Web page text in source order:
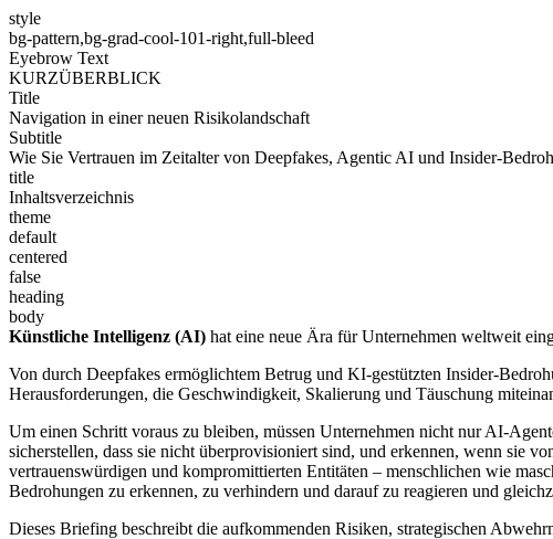
style
bg-pattern,bg-grad-cool-101-right,full-bleed
Eyebrow Text
KURZÜBERBLICK
Title
Navigation in einer neuen Risikolandschaft
Subtitle
Wie Sie Vertrauen im Zeitalter von Deepfakes, Agentic AI und Insider-
title
Inhaltsverzeichnis
theme
default
centered
false
heading
body
Künstliche Intelligenz (AI) hat eine neue Ära für Unternehmen weltweit
Von durch Deepfakes ermöglichtem Betrug und KI-gestützten Insider-
Herausforderungen, die Geschwindigkeit, Skalierung und Täuschung
Um einen Schritt voraus zu bleiben, müssen Unternehmen nicht nur AI-
sicherstellen, dass sie nicht überprovisioniert sind, und erkennen, wenn sie
vertrauenswürdigen und kompromittierten Entitäten – menschlichen wie
Bedrohungen zu erkennen, zu verhindern und darauf zu reagieren und
Dieses Briefing beschreibt die aufkommenden Risiken, strategischen